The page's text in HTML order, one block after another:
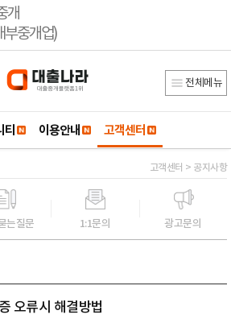
개
중개업)
전체메뉴
티 이용안내 고객센터
고객센터 > 공지사항
는질문 1:1문의 광고문의
오류시 해결방법